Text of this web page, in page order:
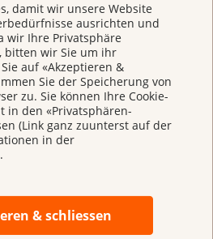
damit wir unsere Website
ausrichten und
wir Ihre Privatsphäre
bitten wir Sie um ihr
auf «Akzeptieren &
Sie der Speicherung von
zu. Sie können Ihre Cookie-
in den «Privatsphären-
(Link ganz zuunterst auf der
in der
.
& schliessen
3000 4843 9